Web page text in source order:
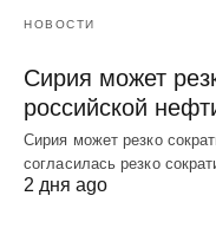
НОВОСТИ
Сирия может
российской
Сирия может резко
согласилась резко
2 дня ago